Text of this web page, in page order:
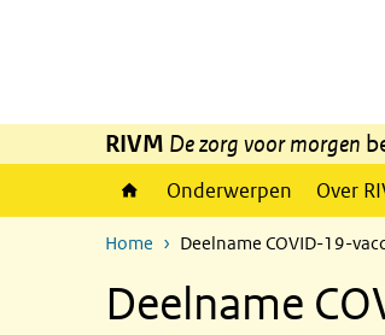
RIVM De zorg voor morgen
Onderwerpen Over
Home Deelname COVID-19-
Deelname